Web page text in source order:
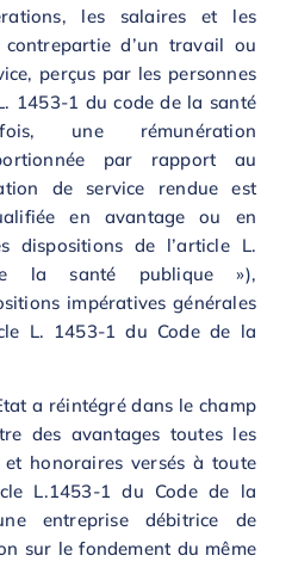
les salaires et les
d’un travail ou
perçus par les personnes
1453-1 du code de la santé
une rémunération
par rapport au
de service rendue est
en avantage ou en
dispositions de l’article L.
la santé publique »),
impératives générales
L. 1453-1 du Code de la
a réintégré dans le champ
des avantages toutes les
honoraires versés à toute
L.1453-1 du Code de la
entreprise débitrice de
sur le fondement du même